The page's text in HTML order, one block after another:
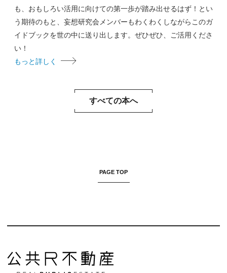
も、おもしろい活用に向けての第一歩が踏み出せるはず！とい
う期待のもと、妄想研究会メンバーもわくわくしながらこのガ
イドブックを世の中に送り出します。ぜひぜひ、ご活用くださ
い！
もっと詳しく
すべての本へ
PAGE TOP